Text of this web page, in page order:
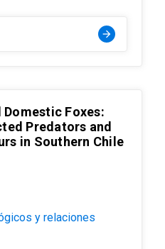
arrow_forward
Domestic Foxes:
Predators and
in Southern Chile
y relaciones